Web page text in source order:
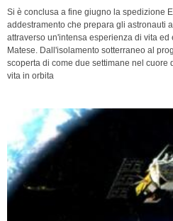
Si è conclusa a fine giugno la spedizione
addestramento che prepara gli astronauti
attraverso un'intensa esperienza di vita ed
Matese. Dall'isolamento sotterraneo al
scoperta di come due settimane nel cuore
vita in orbita